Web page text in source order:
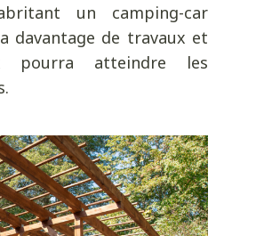
un camping-car
davantage de travaux et
pourra atteindre les